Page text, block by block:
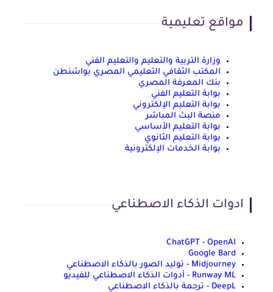
مواقع تعليمية
وزارة التربية والتعليم والتعليم الفني
المكتب الثقافي التعليمي المصري بواشنطن
بنك المعرفة المصري
بوابة التعليم الفني
بوابة التعليم الإلكتروني
منصة البث المباشر
بوابة التعليم الأساسي
بوابة التعليم الثانوي
بوابة الخدمات الإلكترونية
ادوات الذكاء الاصطناعي
ChatGPT - OpenAI
Google Bard
Midjourney - توليد الصور بالذكاء الاصطناعي
Runway ML - أدوات الذكاء الاصطناعي للفيديو
DeepL - ترجمة بالذكاء الاصطناعي